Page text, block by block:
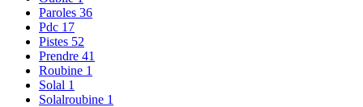
Paroles 36
Pdc 17
Pistes 52
Prendre 41
Roubine 1
Solal 1
Solalroubine 1